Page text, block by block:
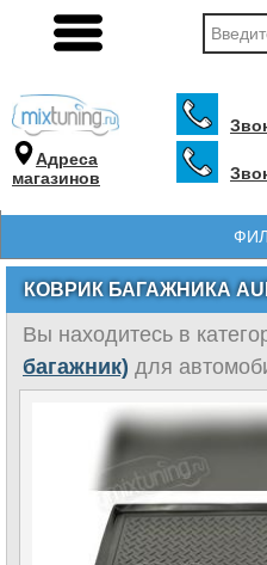
Адреса
магазинов
КОВРИК БАГАЖНИКА
Вы находитесь в
багажник) для